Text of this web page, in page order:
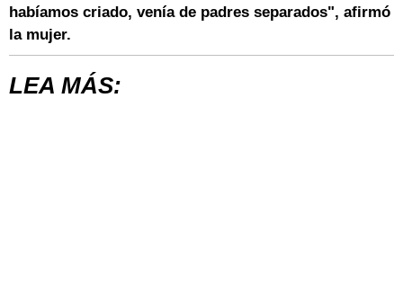
habíamos criado, venía de padres separados", afirmó
la mujer.
LEA MÁS: